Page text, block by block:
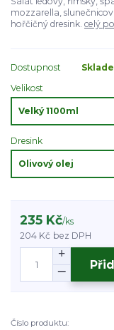
mozzarella,
hořčičný dresink. celý
Dostupnost
Velikost
Dresink
235 Kč/ks
204 Kč bez DPH
Číslo produktu: